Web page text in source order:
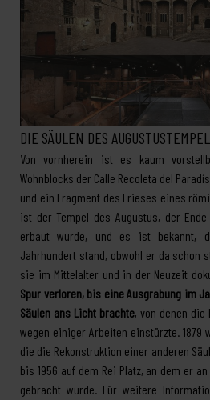
DIE SÄULEN DES
Von vornherein ist es kaum
Wohnblocks der Calle Recoleta del
und ein Fragment des Frieses eines
ist der Tempel des Augustus, der
erbaut wurde, und es ist bekannt,
Jahrhundert stand, obwohl er da schon
sie im Mittelalter und in der Neuzeit
Spur verloren, bis eine Ausgrabung im
Säulen ans Licht brachte, von denen die
wegen einiger Arbeiten einstürzte. 1879
die die Rekonstruktion einer anderen
bis 1956 auf dem Rei Platz, an dem er
gebracht wurde. Für weitere